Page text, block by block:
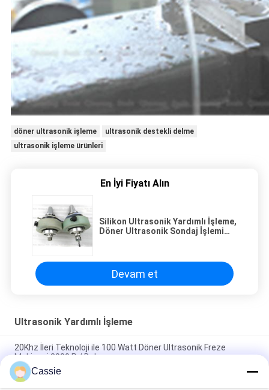
döner ultrasonik işleme
ultrasonik destekli delme
ultrasonik işleme ürünleri
En İyi Fiyatı Alın
Silikon Ultrasonik Yardımlı İşleme,
Döner Ultrasonik Sondaj İşlemi
Devam et
Ultrasonik Yardımlı İşleme
20Khz İleri Teknoloji ile 100 Watt Döner Ultrasonik Freze
Makinesi 3000 R / Dak
100 Watt'lık Yapay Malzemeler ile Çok Amaçlı Döner Ultrasonik
Cassie